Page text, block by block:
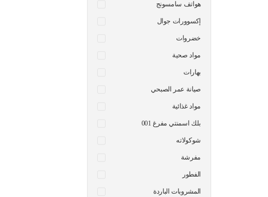
هواتف سامسونج
إكسوورات جوال
خضروات
مواد صحية
بهارات
صيانة عمر الصبحي
مواد غذائية
بلك اسمنتي مفرغ 001
شوكولاته
مفرشة
الفطور
المشروبات الباردة